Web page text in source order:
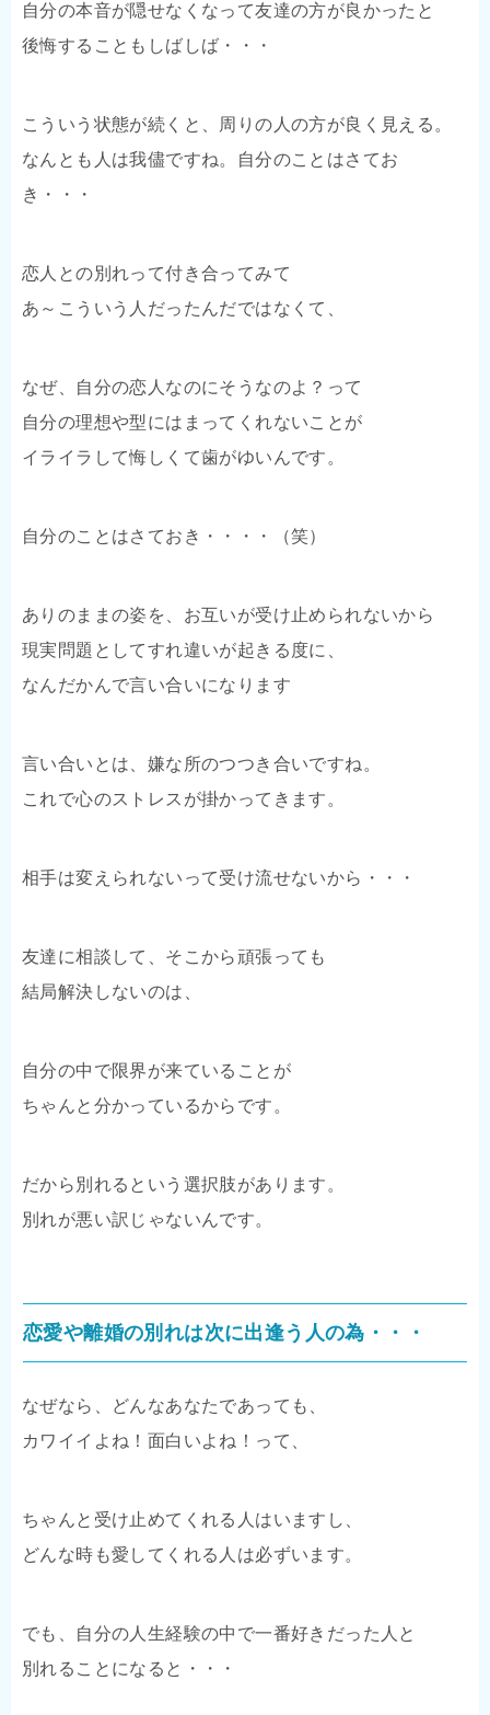
自分の本音が隠せなくなって友達の方が良かったと
後悔することもしばしば・・・
こういう状態が続くと、周りの人の方が良く見える。
なんとも人は我儘ですね。自分のことはさてお
き・・・
恋人との別れって付き合ってみて
あ～こういう人だったんだではなくて、
なぜ、自分の恋人なのにそうなのよ？って
自分の理想や型にはまってくれないことが
イライラして悔しくて歯がゆいんです。
自分のことはさておき・・・・（笑）
ありのままの姿を、お互いが受け止められないから
現実問題としてすれ違いが起きる度に、
なんだかんで言い合いになります
言い合いとは、嫌な所のつつき合いですね。
これで心のストレスが掛かってきます。
相手は変えられないって受け流せないから・・・
友達に相談して、そこから頑張っても
結局解決しないのは、
自分の中で限界が来ていることが
ちゃんと分かっているからです。
だから別れるという選択肢があります。
別れが悪い訳じゃないんです。
恋愛や離婚の別れは次に出逢う人の為・・・
なぜなら、どんなあなたであっても、
カワイイよね！面白いよね！って、
ちゃんと受け止めてくれる人はいますし、
どんな時も愛してくれる人は必ずいます。
でも、自分の人生経験の中で一番好きだった人と
別れることになると・・・